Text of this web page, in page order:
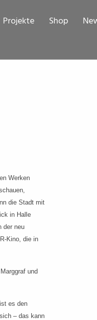
Projekte Shop
Werken
die Stadt mit
in Halle
der neu
Kino, die in
und
es den
– das kann